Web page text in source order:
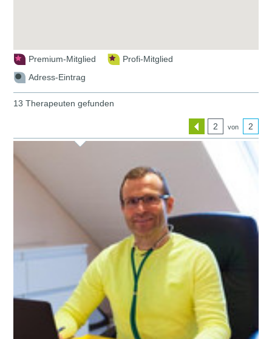
Premium-Mitglied
Profi-Mitglied
Adress-Eintrag
13 Therapeuten gefunden
2 von 2